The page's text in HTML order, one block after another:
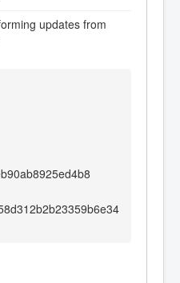
updates from